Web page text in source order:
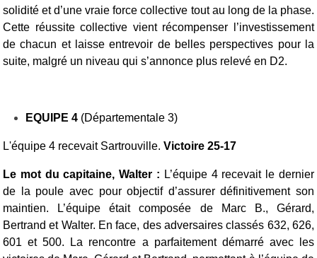
solidité et d’une vraie force collective tout au long de la phase.
Cette réussite collective vient récompenser l’investissement
de chacun et laisse entrevoir de belles perspectives pour la
suite, malgré un niveau qui s’annonce plus relevé en D2.
EQUIPE 4 (Départementale 3)
L'équipe 4 recevait Sartrouville. Victoire 25-17
Le mot du capitaine, Walter : L’équipe 4 recevait le dernier
de la poule avec pour objectif d’assurer définitivement son
maintien. L’équipe était composée de Marc B., Gérard,
Bertrand et Walter. En face, des adversaires classés 632, 626,
601 et 500.
La rencontre a parfaitement démarré avec les